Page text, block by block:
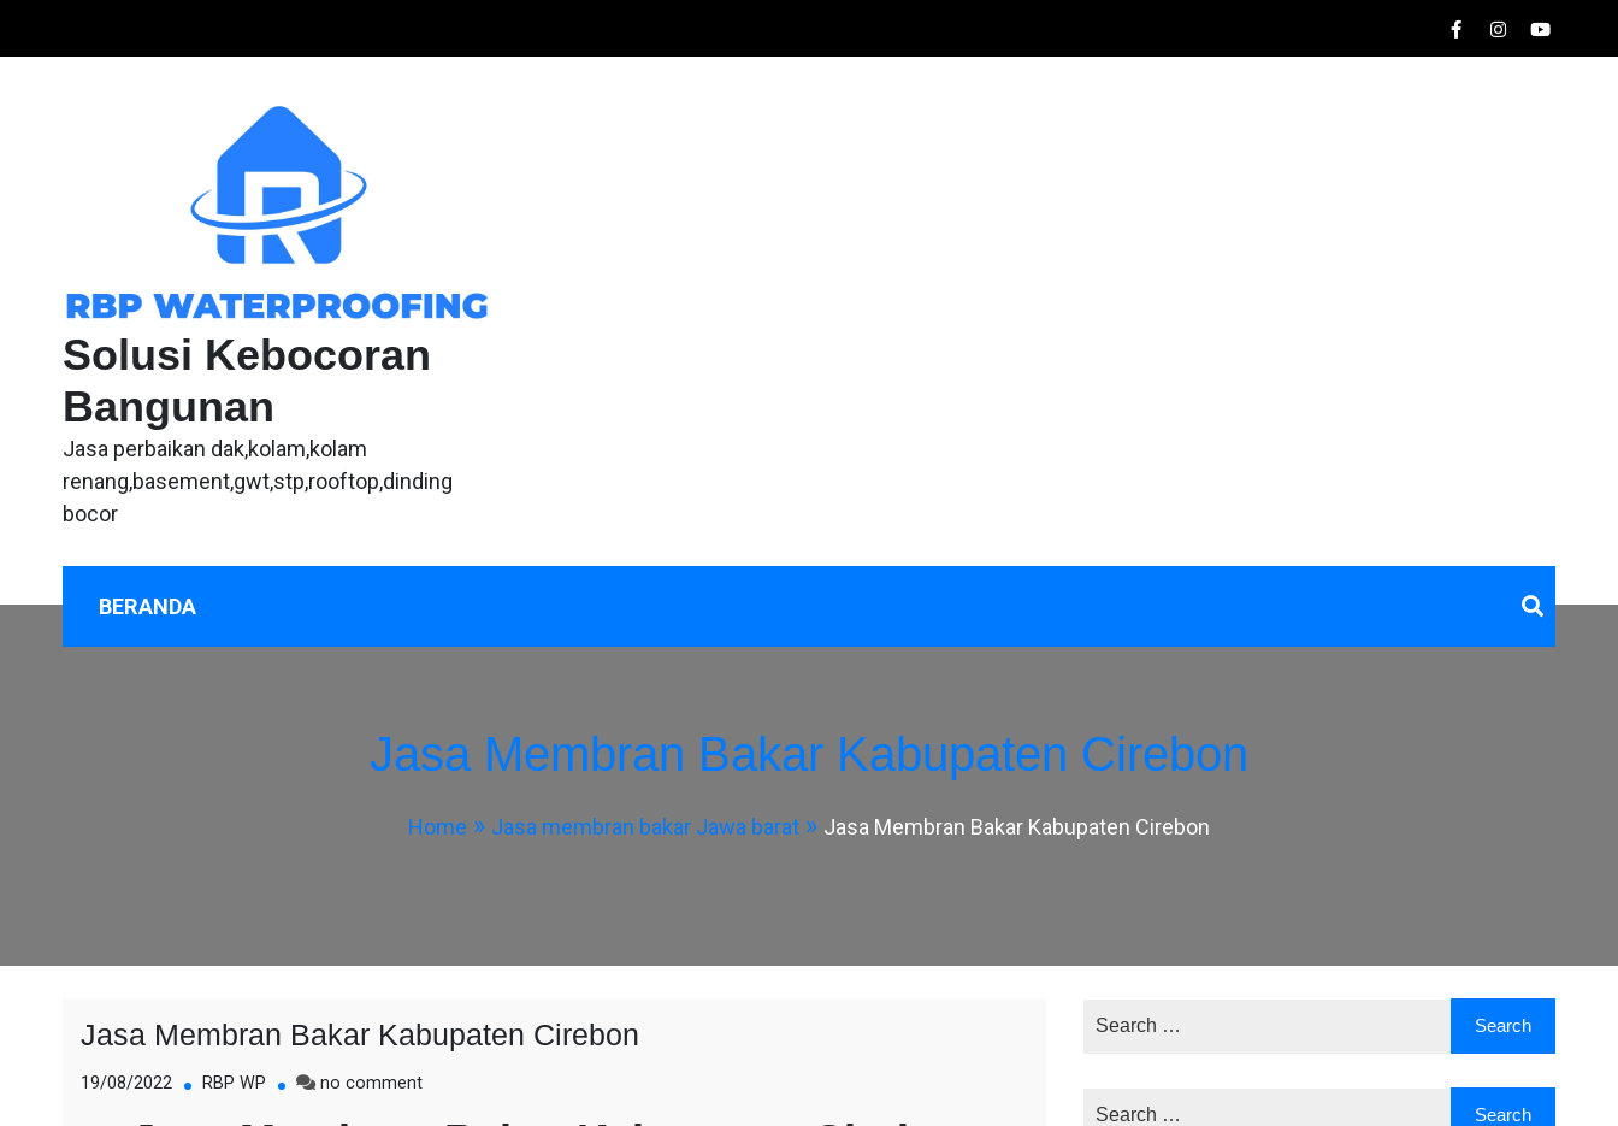
Solusi Kebocoran
Bangunan
Jasa perbaikan dak,kolam,kolam
renang,basement,gwt,stp,rooftop,dinding
bocor
BERANDA
Jasa Membran Bakar Kabupaten Cirebon
Home Jasa membran bakar Jawa barat Jasa Membran Bakar Kabupaten Cirebon
Jasa Membran Bakar Kabupaten Cirebon
19/08/2022 RBP WP no commenton